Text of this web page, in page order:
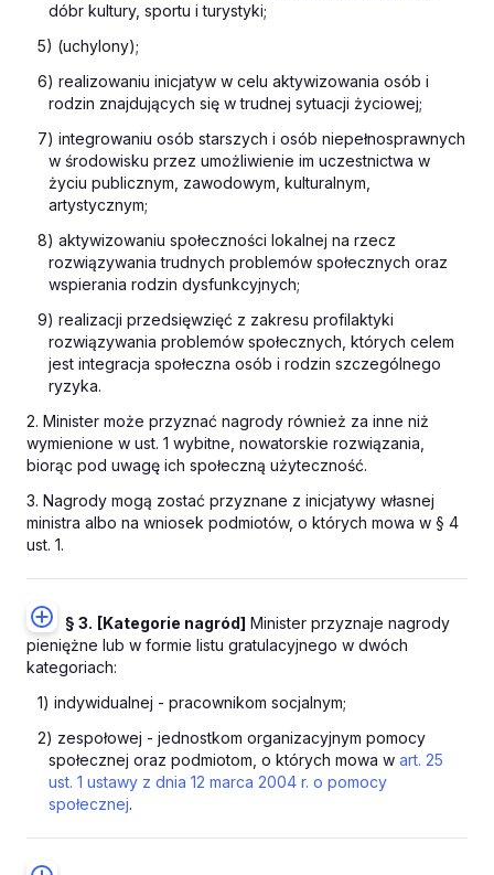
dóbr kultury, sportu i turystyki;
5) (uchylony);
6) realizowaniu inicjatyw w celu aktywizowania osób i
rodzin znajdujących się w trudnej sytuacji życiowej;
7) integrowaniu osób starszych i osób niepełnosprawnych
w środowisku przez umożliwienie im uczestnictwa w
życiu publicznym, zawodowym, kulturalnym,
artystycznym;
8) aktywizowaniu społeczności lokalnej na rzecz
rozwiązywania trudnych problemów społecznych oraz
wspierania rodzin dysfunkcyjnych;
9) realizacji przedsięwzięć z zakresu profilaktyki
rozwiązywania problemów społecznych, których celem
jest integracja społeczna osób i rodzin szczególnego
ryzyka.
2. Minister może przyznać nagrody również za inne niż
wymienione w ust. 1 wybitne, nowatorskie rozwiązania,
biorąc pod uwagę ich społeczną użyteczność.
3. Nagrody mogą zostać przyznane z inicjatywy własnej
ministra albo na wniosek podmiotów, o których mowa w § 4
ust. 1.
§ 3. [Kategorie nagród] Minister przyznaje nagrody
pieniężne lub w formie listu gratulacyjnego w dwóch
kategoriach:
1) indywidualnej - pracownikom socjalnym;
2) zespołowej - jednostkom organizacyjnym pomocy
społecznej oraz podmiotom, o których mowa w art. 25
ust. 1 ustawy z dnia 12 marca 2004 r. o pomocy
społecznej.